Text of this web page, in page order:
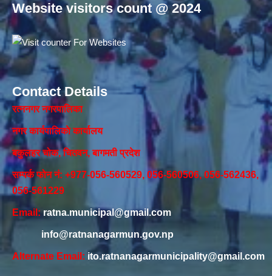
Website visitors count @ 2024
Contact Details
रत्ननगर नगरपालिका
नगर कार्यपालिकाे कार्यालय‍
बकुलहर चोक, चितवन, बागमती प्रदेश
सम्पर्क फोन नं: +977-056-560529, 056-560506, 056-562436,
056-561229
Email:ratna.municipal@gmail.com
info@ratnanagarmun.gov.np
Alternate Email: ito.ratnanagarmunicipality@gmail.com